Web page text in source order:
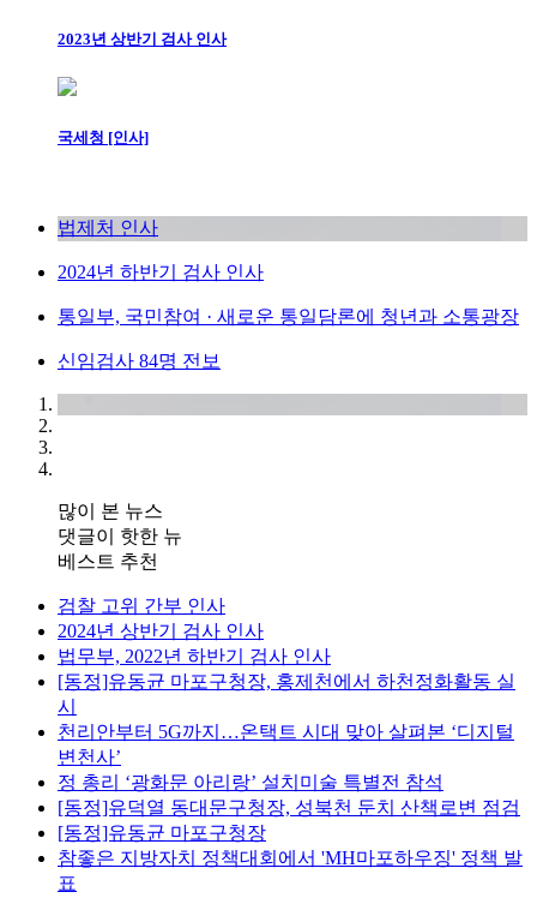
2023년 상반기 검사 인사
국세청 [인사]
법제처 인사
2024년 하반기 검사 인사
통일부, 국민참여 · 새로운 통일담론에 청년과 소통광장
신임검사 84명 전보
많이 본 뉴스
댓글이 핫한 뉴
베스트 추천
검찰 고위 간부 인사
2024년 상반기 검사 인사
법무부, 2022년 하반기 검사 인사
[동정]유동균 마포구청장, 홍제천에서 하천정화활동 실
시
천리안부터 5G까지…온택트 시대 맞아 살펴본 ‘디지털
변천사’
정 총리 ‘광화문 아리랑’ 설치미술 특별전 참석
[동정]유덕열 동대문구청장, 성북천 둔치 산책로변 점검
[동정]유동균 마포구청장
참좋은 지방자치 정책대회에서 'MH마포하우징' 정책 발
표